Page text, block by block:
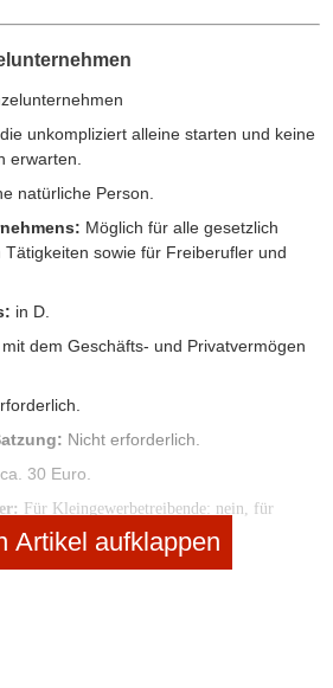
unkompliziert alleine starten und keine
erwarten.
natürliche Person.
Möglich für alle gesetzlich
sowie für Freiberufler und
in D.
dem Geschäfts- und Privatvermögen
Nicht erforderlich.
30 Euro.
Für Kleingewerbetreibende: nein, für
bei:Handelsregister (nur eingetragene
Artikel aufklappen